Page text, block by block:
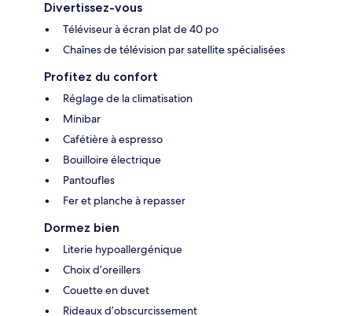
Divertissez-vous
Téléviseur à écran plat de 40 po
Chaînes de télévision par satellite spécialisées
Profitez du confort
Réglage de la climatisation
Minibar
Cafétière à espresso
Bouilloire électrique
Pantoufles
Fer et planche à repasser
Dormez bien
Literie hypoallergénique
Choix d’oreillers
Couette en duvet
Rideaux d’obscurcissement